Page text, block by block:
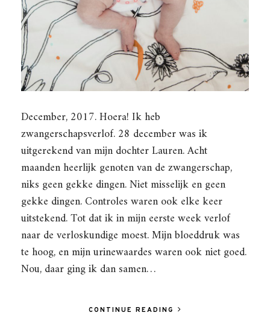
December, 2017. Hoera! Ik heb
zwangerschapsverlof. 28 december was ik
uitgerekend van mijn dochter Lauren. Acht
maanden heerlijk genoten van de zwangerschap,
niks geen gekke dingen. Niet misselijk en geen
gekke dingen. Controles waren ook elke keer
uitstekend. Tot dat ik in mijn eerste week verlof
naar de verloskundige moest. Mijn bloeddruk was
te hoog, en mijn urinewaardes waren ook niet goed.
Nou, daar ging ik dan samen…
CONTINUE READING